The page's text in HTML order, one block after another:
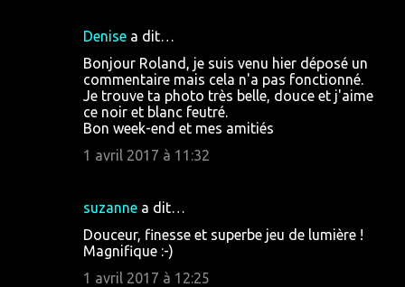
Denise a dit…
Bonjour Roland, je suis venu hier déposé un
commentaire mais cela n'a pas fonctionné.
Je trouve ta photo très belle, douce et j'aime
ce noir et blanc feutré.
Bon week-end et mes amitiés
1 avril 2017 à 11:32
suzanne a dit…
Douceur, finesse et superbe jeu de lumière !
Magnifique :-)
1 avril 2017 à 12:25